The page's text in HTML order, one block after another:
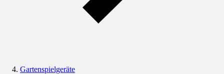
Gartenspielgeräte